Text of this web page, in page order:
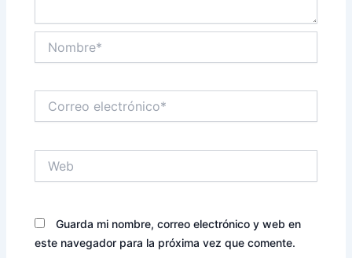
electrónico*
Guarda mi nombre, correo electrónico y web en
este navegador para la próxima vez que comente.